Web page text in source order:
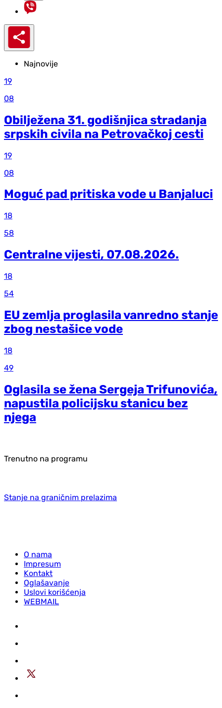
Najnovije
19
08
Obilježena 31. godišnjica stradanja
srpskih civila na Petrovačkoj cesti
19
08
Moguć pad pritiska vode u Banjaluci
18
58
Centralne vijesti, 07.08.2026.
18
54
EU zemlja proglasila vanredno stanje
zbog nestašice vode
18
49
Oglasila se žena Sergeja Trifunovića,
napustila policijsku stanicu bez
njega
Trenutno na programu
Stanje na graničnim prelazima
O nama
Impresum
Kontakt
Oglašavanje
Uslovi korišćenja
WEBMAIL